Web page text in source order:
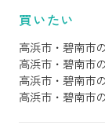
買いたい
高浜市・碧南市
高浜市・碧南市
高浜市・碧南市
高浜市・碧南市